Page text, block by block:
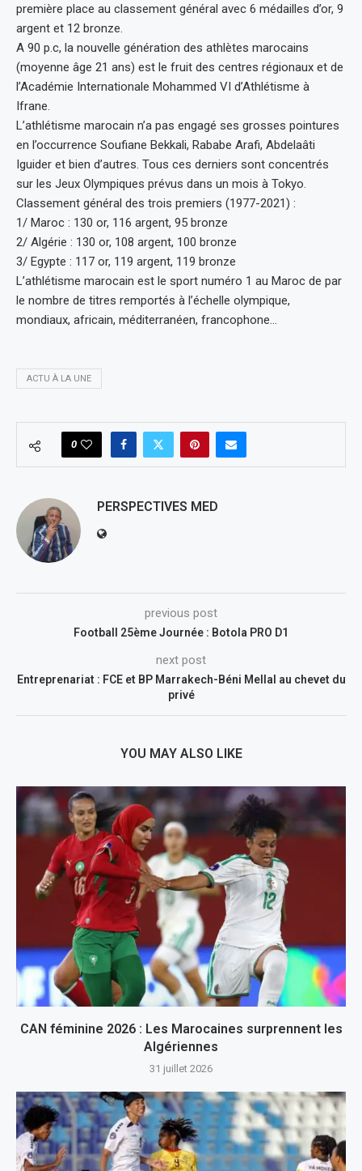
première place au classement général avec 6 médailles d’or, 9
argent et 12 bronze.
A 90 p.c, la nouvelle génération des athlètes marocains
(moyenne âge 21 ans) est le fruit des centres régionaux et de
l’Académie Internationale Mohammed VI d’Athlétisme à
Ifrane.
L’athlétisme marocain n’a pas engagé ses grosses pointures
en l’occurrence Soufiane Bekkali, Rababe Arafi, Abdelaâti
Iguider et bien d’autres. Tous ces derniers sont concentrés
sur les Jeux Olympiques prévus dans un mois à Tokyo.
Classement général des trois premiers (1977-2021) :
1/ Maroc : 130 or, 116 argent, 95 bronze
2/ Algérie : 130 or, 108 argent, 100 bronze
3/ Egypte : 117 or, 119 argent, 119 bronze
L’athlétisme marocain est le sport numéro 1 au Maroc de par
le nombre de titres remportés à l’échelle olympique,
mondiaux, africain, méditerranéen, francophone…
ACTU À LA UNE
0
PERSPECTIVES MED
previous post
Football 25ème Journée : Botola PRO D1
next post
Entreprenariat : FCE et BP Marrakech-Béni Mellal au chevet du
privé
YOU MAY ALSO LIKE
CAN féminine 2026 : Les Marocaines surprennent les
Algériennes
31 juillet 2026